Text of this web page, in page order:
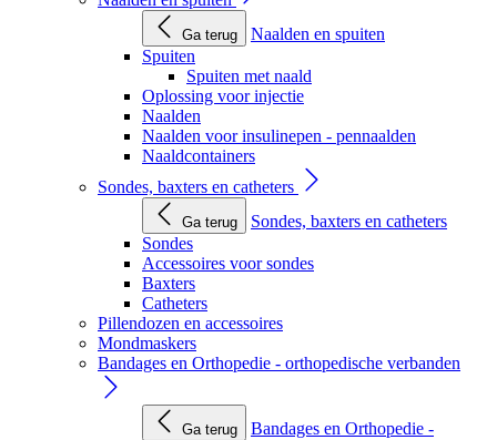
Ga terug
Naalden en spuiten
Spuiten
Spuiten met naald
Oplossing voor injectie
Naalden
Naalden voor insulinepen - pennaalden
Naaldcontainers
Sondes, baxters en catheters
Ga terug
Sondes, baxters en catheters
Sondes
Accessoires voor sondes
Baxters
Catheters
Pillendozen en accessoires
Mondmaskers
Bandages en Orthopedie - orthopedische verbanden
Ga terug
Bandages en Orthopedie -